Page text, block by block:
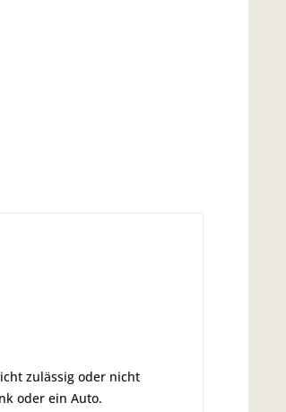
zulässig oder nicht
oder ein Auto.